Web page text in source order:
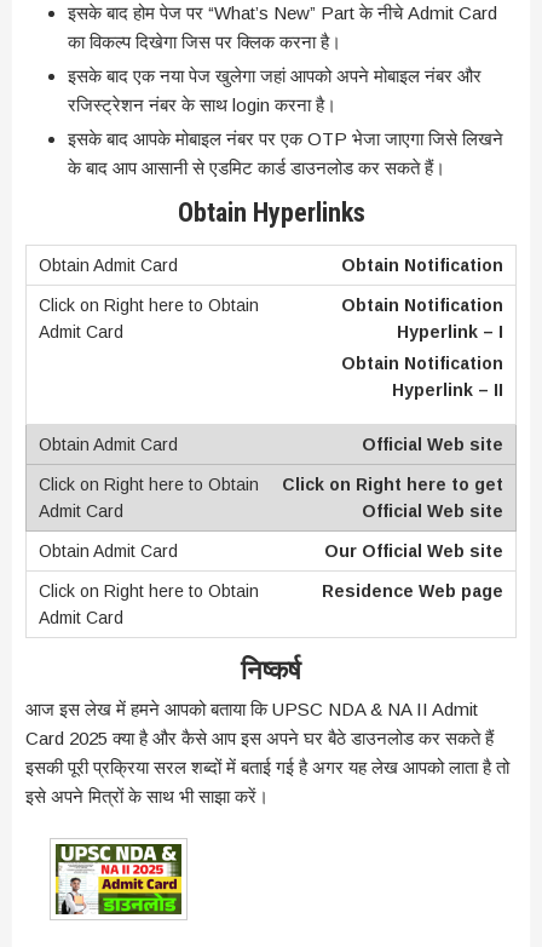
इसके बाद होम पेज पर “What’s New” Part के नीचे Admit Card
का विकल्प दिखेगा जिस पर क्लिक करना है।
इसके बाद एक नया पेज खुलेगा जहां आपको अपने मोबाइल नंबर और
रजिस्ट्रेशन नंबर के साथ login करना है।
इसके बाद आपके मोबाइल नंबर पर एक OTP भेजा जाएगा जिसे लिखने
के बाद आप आसानी से एडमिट कार्ड डाउनलोड कर सकते हैं।
Obtain Hyperlinks
Obtain Notification
Obtain Notification
Hyperlink – I
Obtain Notification
Hyperlink – II
Official Web site
Click on Right here to get
Official Web site
Our Official Web site
Residence Web page
निष्कर्ष
आज इस लेख में हमने आपको बताया कि UPSC NDA & NA II Admit
Card 2025 क्या है और कैसे आप इस अपने घर बैठे डाउनलोड कर सकते हैं
इसकी पूरी प्रक्रिया सरल शब्दों में बताई गई है अगर यह लेख आपको लाता है तो
इसे अपने मित्रों के साथ भी साझा करें।